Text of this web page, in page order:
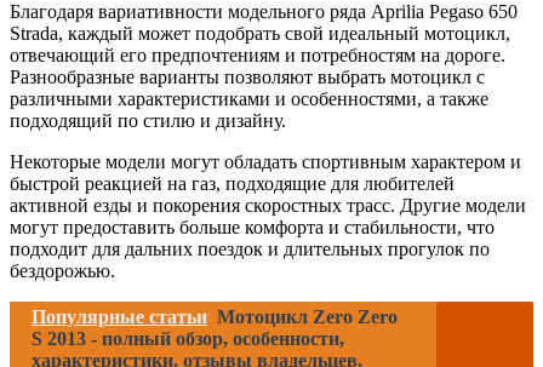
Благодаря вариативности модельного ряда Aprilia Pegaso 650
Strada, каждый может подобрать свой идеальный мотоцикл,
отвечающий его предпочтениям и потребностям на дороге.
Разнообразные варианты позволяют выбрать мотоцикл с
различными характеристиками и особенностями, а также
подходящий по стилю и дизайну.
Некоторые модели могут обладать спортивным характером и
быстрой реакцией на газ, подходящие для любителей
активной езды и покорения скоростных трасс. Другие модели
могут предоставить больше комфорта и стабильности, что
подходит для дальних поездок и длительных прогулок по
бездорожью.
Популярные статьи Мотоцикл Zero Zero
S 2013 - полный обзор, особенности,
характеристики, отзывы владельцев,